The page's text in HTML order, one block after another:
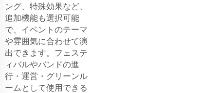
ング、特殊効果など、
追加機能も選択可能
で、イベントのテーマ
や雰囲気に合わせて演
出できます。フェステ
ィバルやバンドの進
行・運営・グリーンル
ームとして使用できる